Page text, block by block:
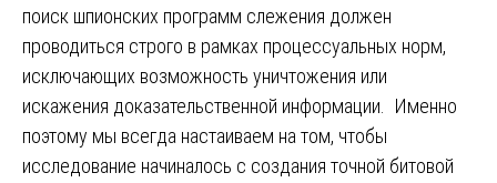
поиск шпионских программ слежения должен
проводиться строго в рамках процессуальных норм,
исключающих возможность уничтожения или
искажения доказательственной информации. Именно
поэтому мы всегда настаиваем на том, чтобы
исследование начиналось с создания точной битовой